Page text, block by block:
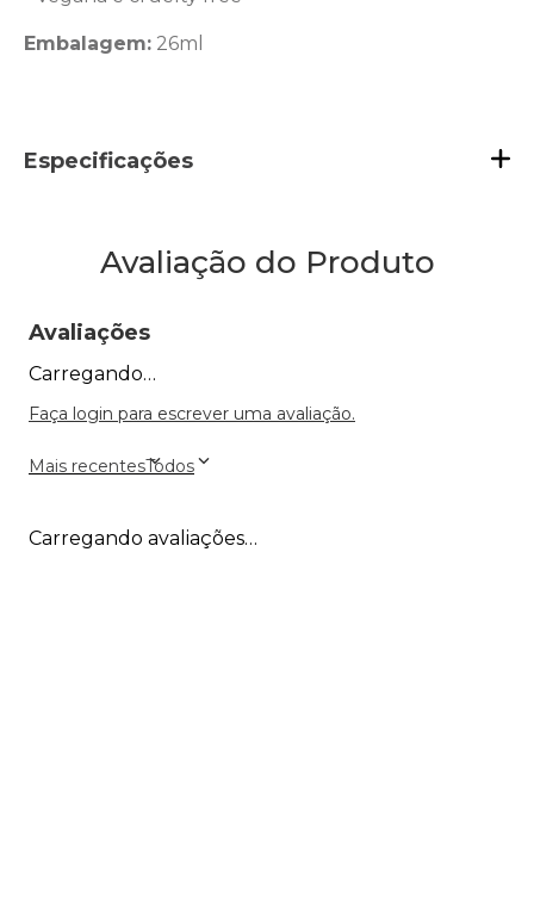
Embalagem: 26ml
Especificações
Avaliação do Produto
Avaliações
Carregando…
Faça login para escrever uma avaliação.
Mais recentesTodos
Carregando avaliações…